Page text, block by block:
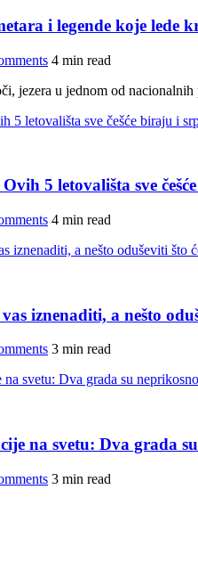
i legende koje lede
4 min read
jezera u jednom od
5 letovališta sve
4 min read
iznenaditi, a nešto
3 min read
na svetu: Dva grada
3 min read